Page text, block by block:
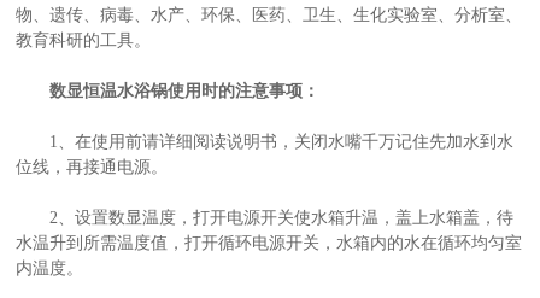
物、遗传、病毒、水产、环保、医药、卫生、生化实验室、分析室、
教育科研的工具。
数显恒温水浴锅使用时的注意事项：
1、在使用前请详细阅读说明书，关闭水嘴千万记住先加水到水
位线，再接通电源。
2、设置数显温度，打开电源开关使水箱升温，盖上水箱盖，待
水温升到所需温度值，打开循环电源开关，水箱内的水在循环均匀室
内温度。